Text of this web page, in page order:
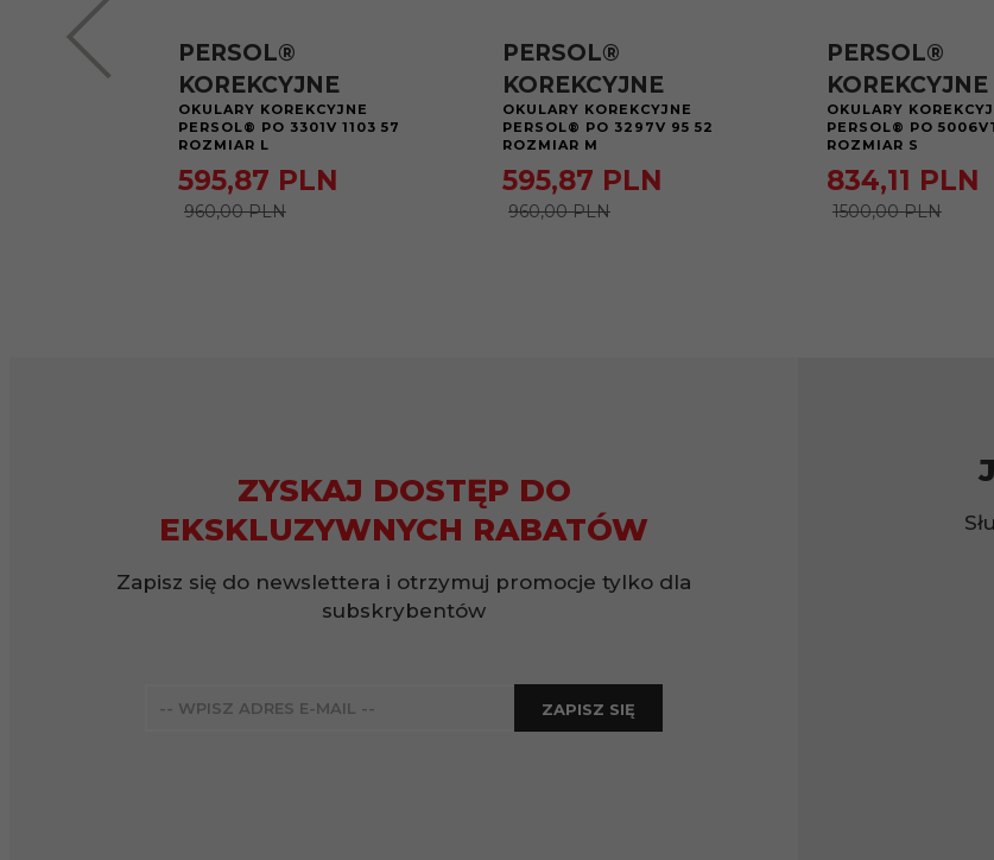
PERSOL®
KOREKCYJNE
OKULARY KOREKCYJNE
PERSOL® PO 3301V 1103 57
ROZMIAR L
595,87 PLN
960,00 PLN
PERSOL®
KOREKCYJNE
OKULARY KOREKCYJNE
PERSOL® PO 3297V 95 52
ROZMIAR M
595,87 PLN
960,00 PLN
PERSOL®
KOREKCYJNE
OKULARY
PERSOL® PO
ROZMIAR S
834,11 PLN
1500,00 PLN
ZYSKAJ DOSTĘP DO
EKSKLUZYWNYCH RABATÓW
Zapisz się do newslettera i otrzymuj promocje tylko dla
subskrybentów
ZAPISZ SIĘ